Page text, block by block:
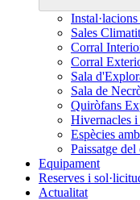
Sales
Corral
Corral
Sala
Sala de
Quiròfans
Hivernacles
Espècies
Paissatge
Equipament
Reserves i
Actualitat